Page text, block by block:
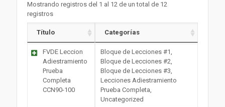
Mostrando registros del 1 al 12 de un total de 12
registros
Título Categorías
FVDE Leccion
Adiestramiento
Prueba
Completa
CCN90-100
Bloque de Lecciones #1,
Bloque de Lecciones #2,
Bloque de Lecciones #3,
Lecciones Adiestramiento
Prueba Completa,
Uncategorized